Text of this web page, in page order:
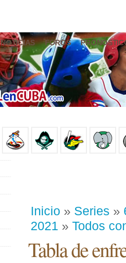
NOTICIAS FOROS
Inicio » Series »
2021 » Todos
Tabla de